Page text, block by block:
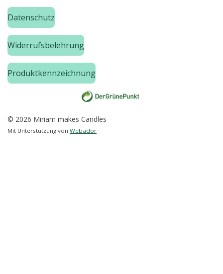
Datenschutz
Widerrufsbelehrung
Produktkennzeichnung
© 2026 Miriam makes Candles
Mit Unterstützung von Webador